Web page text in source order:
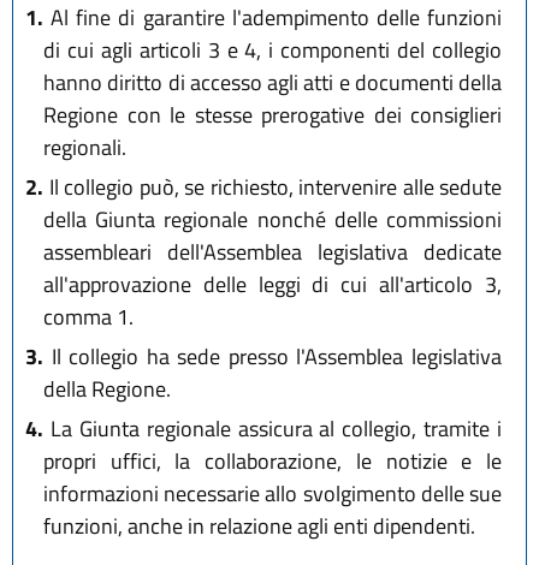
1. Al fine di garantire l'adempimento delle funzioni
di cui agli articoli 3 e 4, i componenti del collegio
hanno diritto di accesso agli atti e documenti della
Regione con le stesse prerogative dei consiglieri
regionali.
2. Il collegio può, se richiesto, intervenire alle sedute
della Giunta regionale nonché delle commissioni
assembleari dell'Assemblea legislativa dedicate
all'approvazione delle leggi di cui all'articolo 3,
comma 1.
3. Il collegio ha sede presso l'Assemblea legislativa
della Regione.
4. La Giunta regionale assicura al collegio, tramite i
propri uffici, la collaborazione, le notizie e le
informazioni necessarie allo svolgimento delle sue
funzioni, anche in relazione agli enti dipendenti.